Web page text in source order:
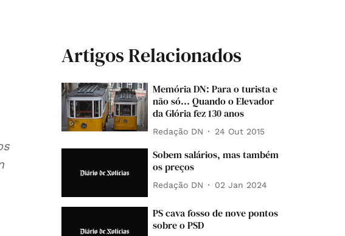
Artigos Relacionados
Memória DN: Para o turista e
não só... Quando o Elevador
da Glória fez 130 anos
Redação DN 24 Out 2015
Sobem salários, mas também
os preços
Redação DN 02 Jan 2024
PS cava fosso de nove pontos
sobre o PSD